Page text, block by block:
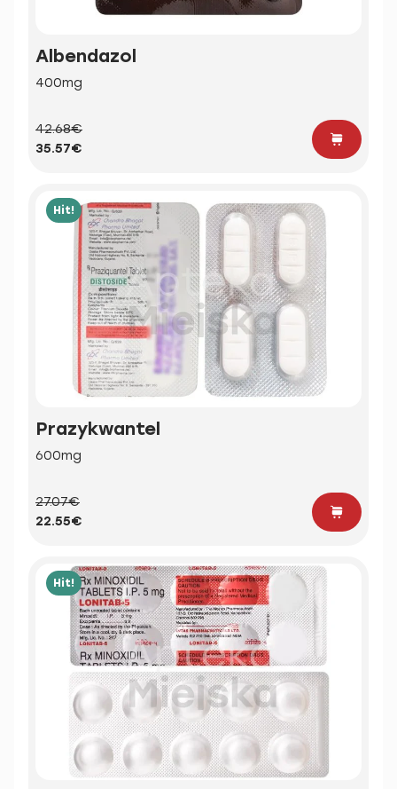
Albendazol
400mg
42.68€
35.57€
Hit!
Prazykwantel
600mg
27.07€
22.55€
Hit!